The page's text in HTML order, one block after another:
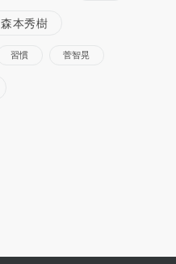
森本秀樹
習慣 菅智晃